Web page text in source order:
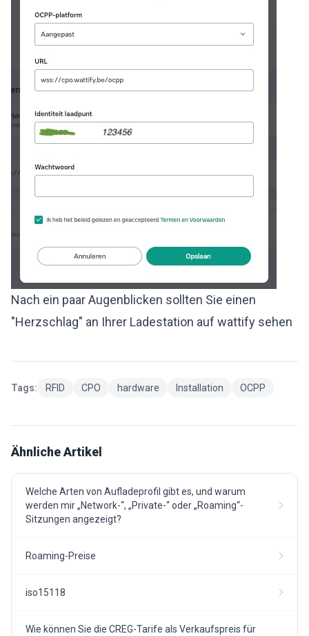
Nach ein paar Augenblicken sollten Sie einen
"Herzschlag" an Ihrer Ladestation auf wattify sehen
Tags: RFID CPO hardware Installation OCPP
Ähnliche Artikel
Welche Arten von Aufladeprofil gibt es, und warum
werden mir „Network-“, „Private-“ oder „Roaming“-
Sitzungen angezeigt?
Roaming-Preise
iso15118
Wie können Sie die CREG-Tarife als Verkaufspreis für